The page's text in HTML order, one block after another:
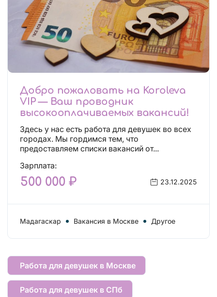
Добро пожаловать на Koroleva
VIP — Ваш проводник
высокооплачиваемых вакансий!
Здесь у нас есть работа для девушек во всех
городах. Мы гордимся тем, что
предоставляем списки вакансий от...
Зарплата:
500 000 ₽ 23.12.2025
Мадагаскар Вакансия в Москве Другое
Работа для девушек в Москве
Работа для девушек в СПб